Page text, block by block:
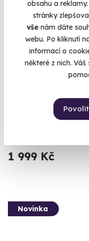
obsahu a
stránky
vše nám dáte
webu. Po kliknutí
informací o
některé z nich.
Připravte se na nálož
Katusice (okres
1 999 Kč
Novinka